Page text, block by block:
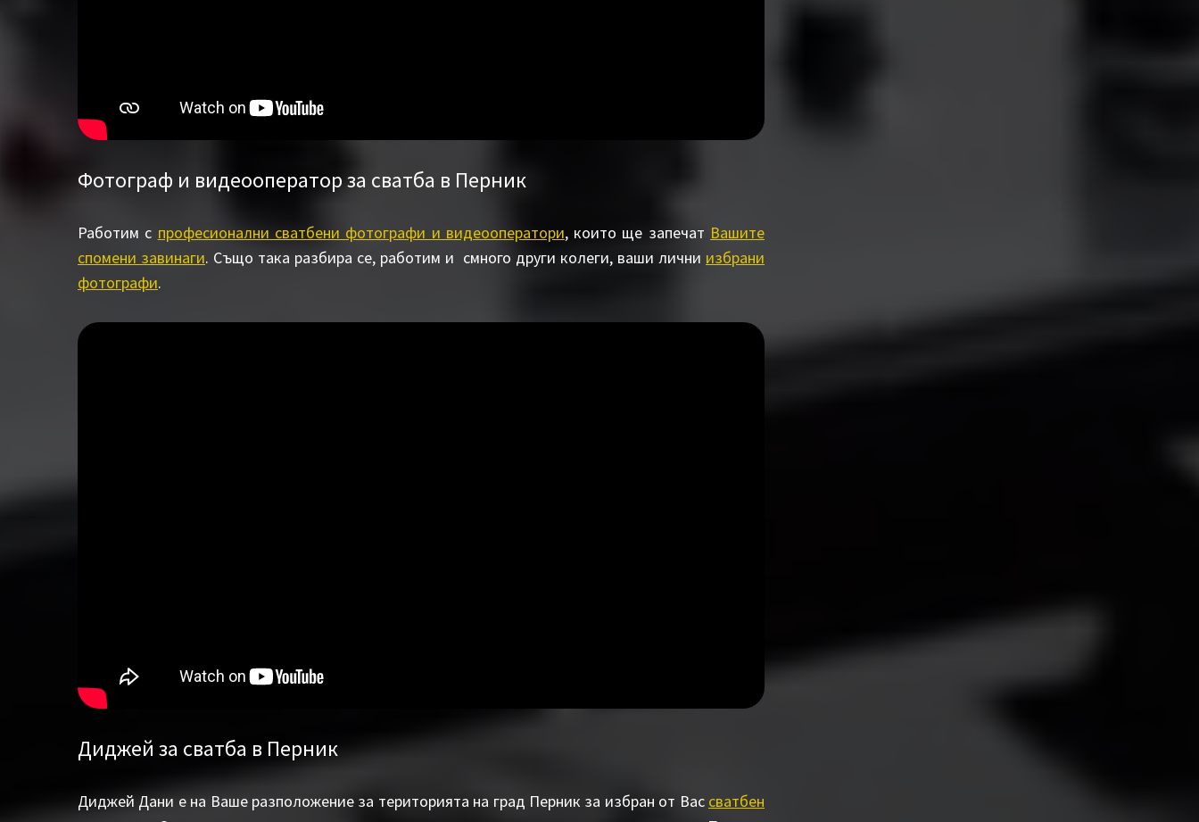
Фотограф и видеооператор за сватба в Перник
Работим с професионални сватбени фотографи и видеооператори, които ще запечат Вашите
спомени завинаги. Също така разбира се, работим и смного други колеги, ваши лични избрани
фотографи.
Диджей за сватба в Перник
Диджей Дани е на Ваше разположение за територията на град Перник за избран от Вас сватбен